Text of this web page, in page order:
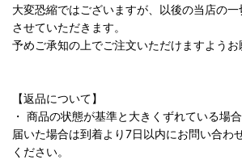
大変恐縮ではございますが、以後の当店の一
させていただきます。
予めご承知の上でご注文いただけますようお
【返品について】
・ 商品の状態が基準と大きくずれている場
届いた場合は到着より7日以内にお問い合わ
ください。